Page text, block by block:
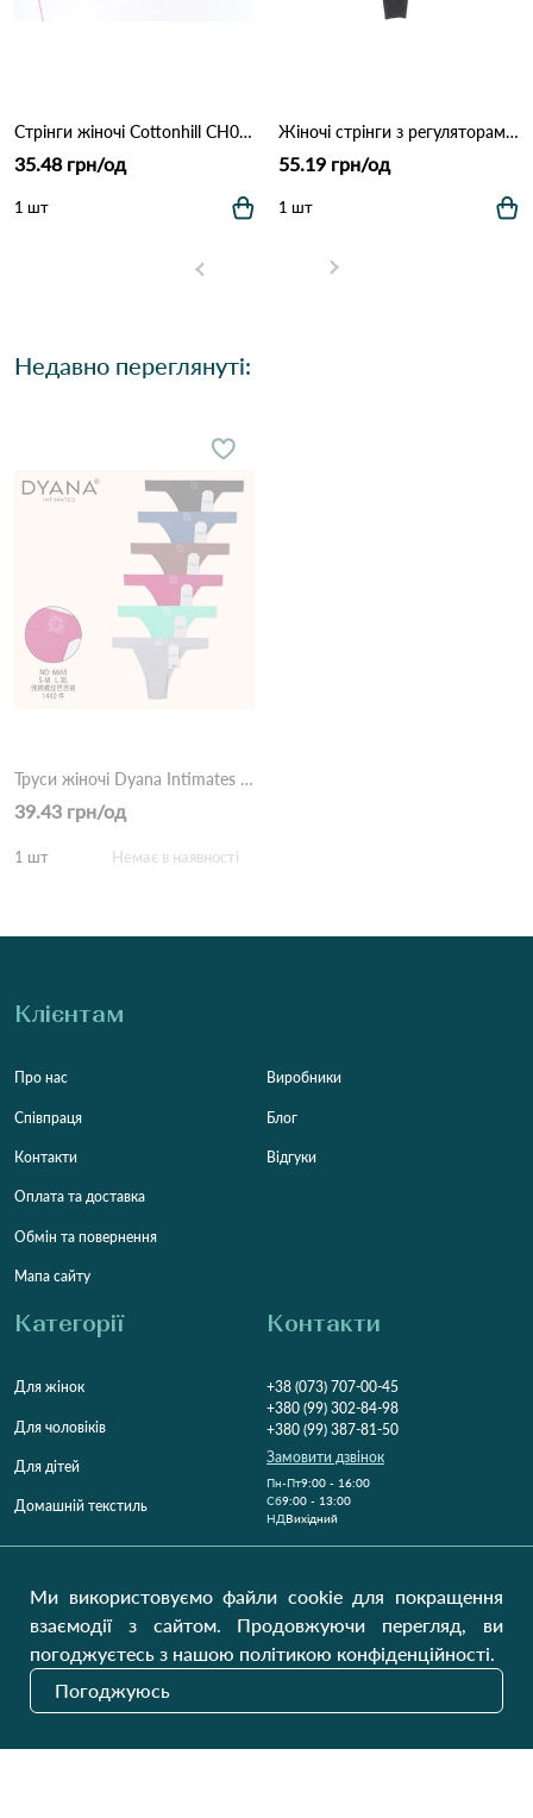
Стрінги жіночі Cottonhill CH0610 Марсала
35.48 грн/од
1 шт
Жіночі стрінги з регуляторами 1501 Чорний
55.19 грн/од
1 шт
Недавно переглянуті:
Труси жіночі Dyana Intimates 6668 7с Різні кольори
39.43 грн/од
1 шт Немає в наявності
Клієнтам
Про нас
Співпраця
Контакти
Оплата та доставка
Обмін та повернення
Мапа сайту
Виробники
Блог
Відгуки
Категорії
Для жінок
Для чоловіків
Для дітей
Домашній текстиль
Контакти
+38 (073) 707-00-45
+380 (99) 302-84-98
+380 (99) 387-81-50
Замовити дзвінок
Пн-Пт9:00 - 16:00
Cб9:00 - 13:00
НДВихідний
Наші оновлення
Ми використовуємо файли cookie для покращення
взаємодії з сайтом. Продовжуючи перегляд, ви
погоджуєтесь з нашою політикою конфіденційності.
Погоджуюсь